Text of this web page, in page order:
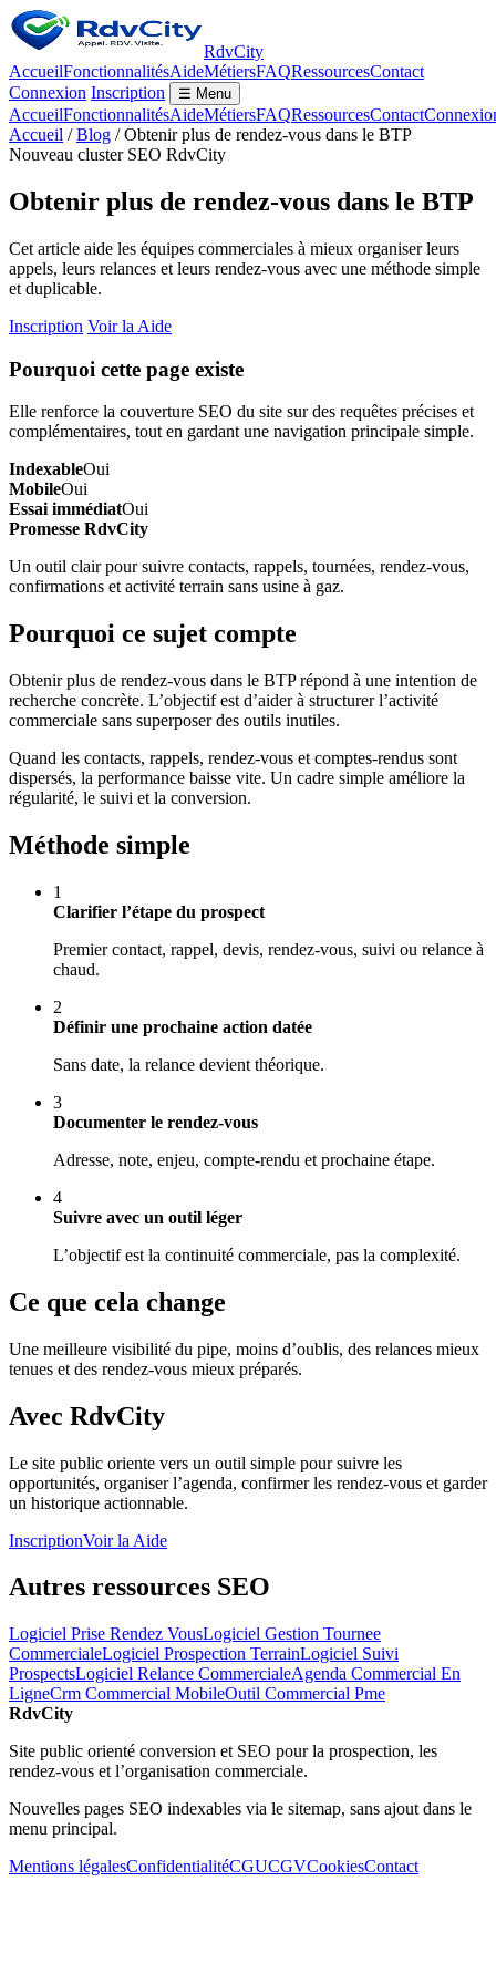
RdvCity
AccueilFonctionnalitésAideMétiersFAQRessourcesContact
Connexion Inscription ☰ Menu
AccueilFonctionnalitésAideMétiersFAQRessourcesContact
Accueil /Blog / Obtenir plus de rendez-vous dans le BTP
Nouveau cluster SEO RdvCity
Obtenir plus de rendez-vous dans le BTP
Cet article aide les équipes commerciales à mieux organiser leurs
appels, leurs relances et leurs rendez-vous avec une méthode simple
et duplicable.
Inscription Voir la Aide
Pourquoi cette page existe
Elle renforce la couverture SEO du site sur des requêtes précises et
complémentaires, tout en gardant une navigation principale simple.
IndexableOui
MobileOui
Essai immédiatOui
Promesse RdvCity
Un outil clair pour suivre contacts, rappels, tournées, rendez-vous,
confirmations et activité terrain sans usine à gaz.
Pourquoi ce sujet compte
Obtenir plus de rendez-vous dans le BTP répond à une intention de
recherche concrète. L’objectif est d’aider à structurer l’activité
commerciale sans superposer des outils inutiles.
Quand les contacts, rappels, rendez-vous et comptes-rendus sont
dispersés, la performance baisse vite. Un cadre simple améliore la
régularité, le suivi et la conversion.
Méthode simple
1
Clarifier l’étape du prospect
Premier contact, rappel, devis, rendez-vous, suivi ou relance à
chaud.
2
Définir une prochaine action datée
Sans date, la relance devient théorique.
3
Documenter le rendez-vous
Adresse, note, enjeu, compte-rendu et prochaine étape.
4
Suivre avec un outil léger
L’objectif est la continuité commerciale, pas la complexité.
Ce que cela change
Une meilleure visibilité du pipe, moins d’oublis, des relances mieux
tenues et des rendez-vous mieux préparés.
Avec RdvCity
Le site public oriente vers un outil simple pour suivre les
opportunités, organiser l’agenda, confirmer les rendez-vous et garder
un historique actionnable.
InscriptionVoir la Aide
Autres ressources SEO
Logiciel Prise Rendez VousLogiciel Gestion Tournee
CommercialeLogiciel Prospection TerrainLogiciel Suivi
ProspectsLogiciel Relance CommercialeAgenda Commercial En
LigneCrm Commercial MobileOutil Commercial Pme
RdvCity
Site public orienté conversion et SEO pour la prospection, les
rendez-vous et l’organisation commerciale.
Nouvelles pages SEO indexables via le sitemap, sans ajout dans le
menu principal.
Mentions légalesConfidentialitéCGUCGVCookiesContact